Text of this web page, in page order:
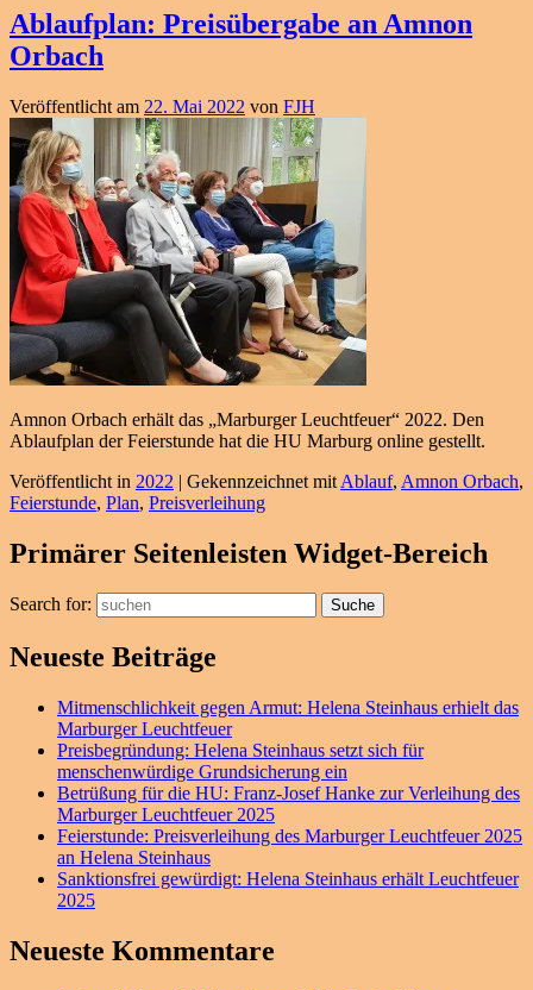
Ablaufplan: Preisübergabe an Amnon
Orbach
Veröffentlicht am 22. Mai 2022 von FJH
Amnon Orbach erhält das „Marburger Leuchtfeuer“ 2022. Den
Ablaufplan der Feierstunde hat die HU Marburg online gestellt.
Veröffentlicht in 2022 | Gekennzeichnet mit Ablauf, Amnon Orbach,
Feierstunde, Plan, Preisverleihung
Primärer Seitenleisten Widget-Bereich
Search for: Suche
Neueste Beiträge
Mitmenschlichkeit gegen Armut: Helena Steinhaus erhielt das
Marburger Leuchtfeuer
Preisbegründung: Helena Steinhaus setzt sich für
menschenwürdige Grundsicherung ein
Betrüßung für die HU: Franz-Josef Hanke zur Verleihung des
Marburger Leuchtfeuer 2025
Feierstunde: Preisverleihung des Marburger Leuchtfeuer 2025
an Helena Steinhaus
Sanktionsfrei gewürdigt: Helena Steinhaus erhält Leuchtfeuer
2025
Neueste Kommentare